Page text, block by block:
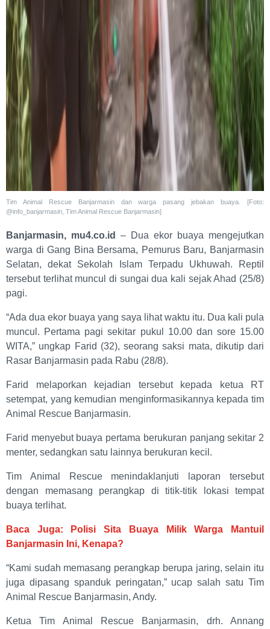
Tim Animal Rescue Banjarmasin dan warga pasang jebakan buaya. [Foto:
@info_banjarmasin, Tim Animal Rescue Banjarmasin]
Banjarmasin, mu4.co.id – Dua ekor buaya mengejutkan
warga di Gang Bina Bersama, Pemurus Baru, Banjarmasin
Selatan, dekat Sekolah Islam Terpadu Ukhuwah. Reptil
tersebut terlihat muncul di sungai dua kali sejak Ahad (25/8)
pagi.
“Ada dua ekor buaya yang saya lihat waktu itu. Dua kali pula
muncul. Pertama pagi sekitar pukul 10.00 dan sore 15.00
WITA,” ungkap Farid (32), seorang saksi mata, dikutip dari
Rasar Banjarmasin pada Rabu (28/8).
Farid melaporkan kejadian tersebut kepada ketua RT
setempat, yang kemudian menginformasikannya kepada tim
Animal Rescue Banjarmasin.
Farid menyebut buaya pertama berukuran panjang sekitar 2
menter, sedangkan satu lainnya berukuran kecil.
Tim Animal Rescue menindaklanjuti laporan tersebut
dengan memasang perangkap di titik-titik lokasi tempat
buaya terlihat.
Baca Juga: Polisi Sita Buaya Milik Warga Mantuil
Banjarmasin Ini, Kenapa?
“Kami sudah memasang perangkap berupa jaring, selain itu
juga dipasang spanduk peringatan,” ucap salah satu Tim
Animal Rescue Banjarmasin, Andy.
Ketua Tim Animal Rescue Banjarmasin, drh. Annang